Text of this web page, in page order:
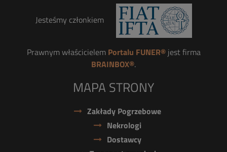
Jesteśmy członkiem
Prawnym właścicielem Portalu FUNER®jest firma
BRAINBOX®.
MAPA STRONY
Zakłady Pogrzebowe
Nekrologi
Dostawcy